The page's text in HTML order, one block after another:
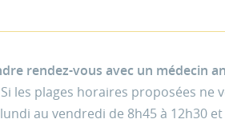
rendez-vous avec un médecin
les plages horaires proposées ne
au vendredi de 8h45 à 12h30 et